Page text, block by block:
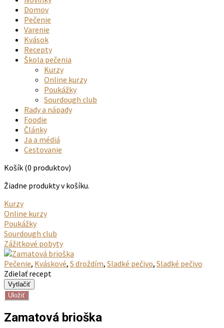
Domov
Pečenie
Varenie
Kvások
Recepty
Škola pečenia
Kurzy
Online kurzy
Poukážky
Sourdough club
Rady a nápady
Foodie
Články
Ja a médiá
Cestovanie
Košík (0 produktov)
Žiadne produkty v košíku.
Kurzy
Online kurzy
Poukážky
Sourdough club
Zážitkové pobyty
Pečenie, Kváskové, S droždím, Sladké pečivo, Sladké pečivo
Zdielať recept
Uložiť
Zamatová brioška